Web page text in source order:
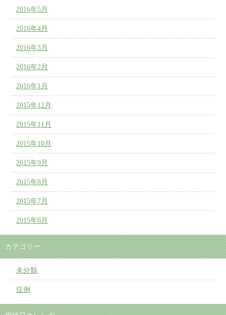
2016年5月
2016年4月
2016年3月
2016年2月
2016年1月
2015年12月
2015年11月
2015年10月
2015年9月
2015年8月
2015年7月
2015年6月
カテゴリー
未分類
症例